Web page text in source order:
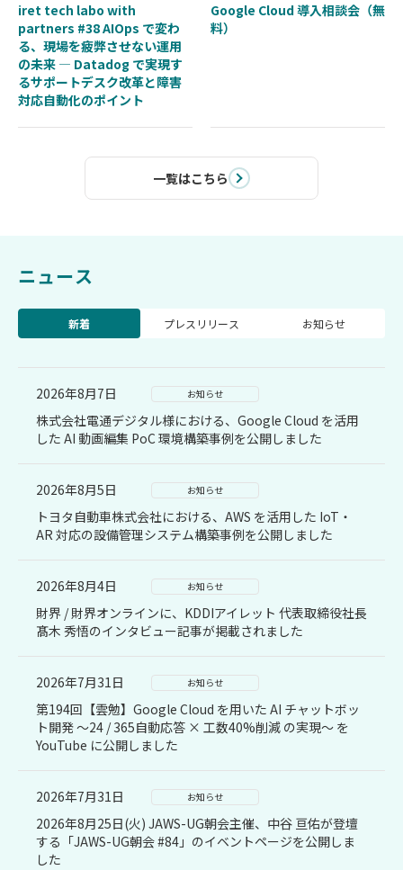
iret tech labo with
partners #38 AIOps で変わ
る、現場を疲弊させない運用
の未来 — Datadog で実現す
るサポートデスク改革と障害
対応自動化のポイント
Google Cloud 導⼊相談会（無
料）
一覧はこちら
ニュース
新着 プレスリリース お知らせ
2026年8月7日 お知らせ
株式会社電通デジタル様における、Google Cloud を活用
した AI 動画編集 PoC 環境構築事例を公開しました
2026年8月5日 お知らせ
トヨタ自動車株式会社における、AWS を活用した IoT・
AR 対応の設備管理システム構築事例を公開しました
2026年8月4日 お知らせ
財界 / 財界オンラインに、KDDIアイレット 代表取締役社長
髙木 秀悟のインタビュー記事が掲載されました
2026年7月31日 お知らせ
第194回【雲勉】Google Cloud を用いた AI チャットボッ
ト開発 〜24 / 365自動応答 × 工数40%削減 の実現〜 を
YouTube に公開しました
2026年7月31日 お知らせ
2026年8月25日(火) JAWS-UG朝会主催、中谷 亘佑が登壇
する「JAWS-UG朝会 #84」のイベントページを公開しま
した